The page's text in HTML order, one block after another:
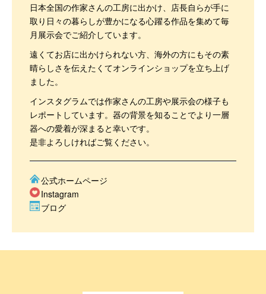
日本全国の作家さんの工房に出かけ、店長自らが手に
取り日々の暮らしが豊かになる心躍る作品を集めて毎
月展示会でご紹介しています。
遠くてお店に出かけられない方、海外の方にもその素
晴らしさを伝えたくてオンラインショップを立ち上げ
ました。
インスタグラムでは作家さんの工房や展示会の様子も
レポートしています。器の背景を知ることでより一層
器への愛着が深まると幸いです。
是非よろしければご覧ください。
公式ホームページ
Instagram
ブログ